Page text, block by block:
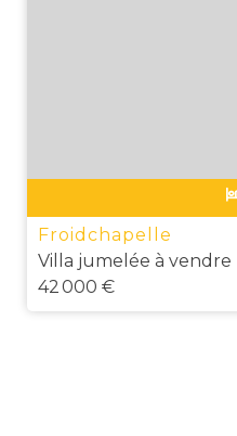
Froidchapelle
Villa jumelée à vendre
42 000 €